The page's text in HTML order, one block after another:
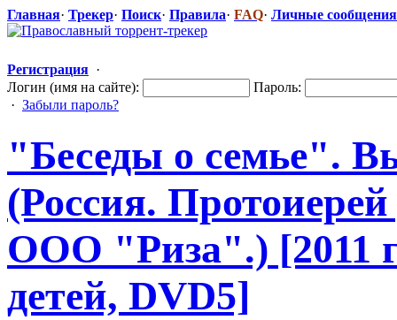
Главная· Трекер· Поиск· Правила· FAQ· Личные сообщения
Регистрация ·
Логин (имя на сайте):
Пароль:
· Забыли пароль?
"Беседы о семье".
(Россия.
ООО "Риза".) [2011
детей, DVD5]